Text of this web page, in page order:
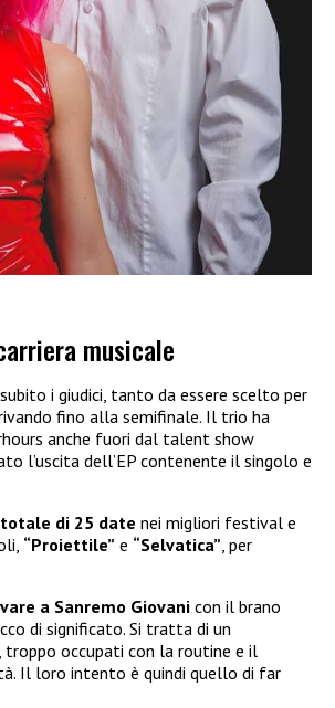
musicale
i giudici, tanto da essere scelto per
fino alla semifinale. Il trio ha
anche fuori dal talent show
l’uscita dell’EP contenente il singolo e
di 25 date nei migliori festival e
“Proiettile” e “Selvatica”, per
a Sanremo Giovani con il brano
di significato. Si tratta di un
troppo occupati con la routine e il
Il loro intento è quindi quello di far